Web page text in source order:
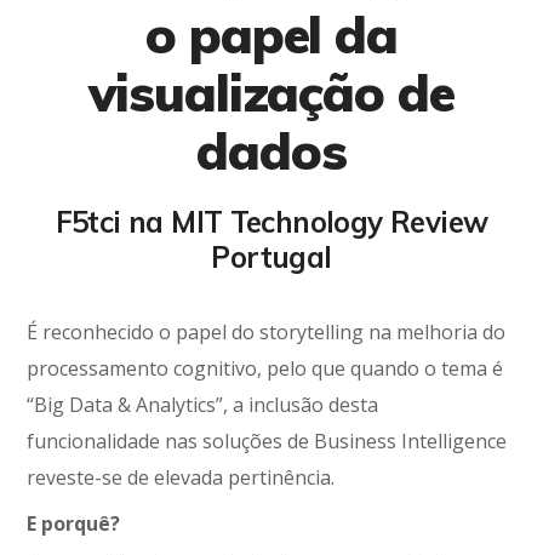
o papel da
visualização de
dados
F5tci na MIT Technology Review
Portugal
É reconhecido o papel do storytelling na melhoria do
processamento cognitivo, pelo que quando o tema é
“Big Data & Analytics”, a inclusão desta
funcionalidade nas soluções de Business Intelligence
reveste-se de elevada pertinência.
E porquê?